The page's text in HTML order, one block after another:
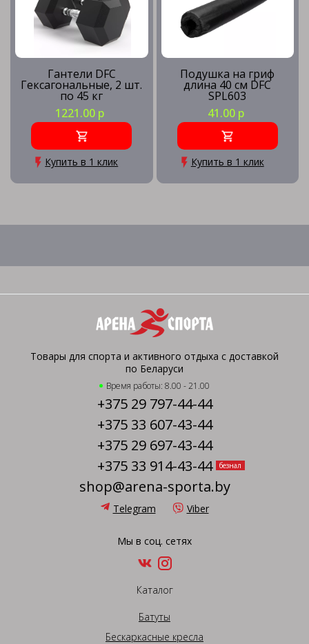
Гантели DFC
Гексагональные, 2 шт.
по 45 кг
1221.00 р
Купить в 1 клик
Подушка на гриф
длина 40 см DFC
SPL603
41.00 р
Купить в 1 клик
Товары для спорта и активного отдыха с доставкой
по Беларуси
Время работы: 8.00 - 21.00
+375 29 797-44-44
+375 33 607-43-44
+375 29 697-43-44
+375 33 914-43-44
безнал
shop@arena-sporta.by
Telegram Viber
Мы в соц. сетях
Каталог
Батуты
Бескаркасные кресла